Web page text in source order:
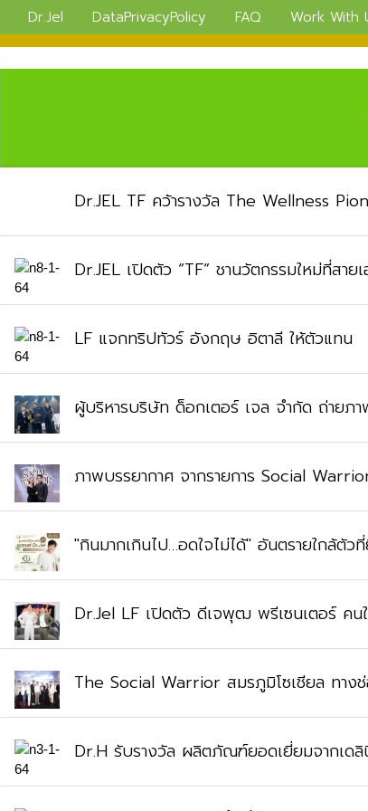
Dr.Jel DataPrivacyPolicy FAQ Work With
Dr.JEL TF คว้ารางวัล The Wellness
Dr.JEL เปิดตัว “TF” ชานวัตกรรมใหม่ที่สาย
LF แจกทริปทัวร์ อังกฤษ อิตาลี ให้ตัวแทน
ผู้บริหารบริษัท ด็อกเตอร์ เจล จำกัด ถ่าย
ภาพบรรยากาศ จากรายการ Social
"กินมากเกินไป…อดใจไม่ได้" อันตรายใกล้ตั
Dr.Jel LF เปิดตัว ดีเจพุฒ พรีเซนเตอร์ คน
The Social Warrior สมรภูมิโซเชียล ทาง
Dr.H รับรางวัล ผลิตภัณฑ์ยอดเยี่ยมจากเด